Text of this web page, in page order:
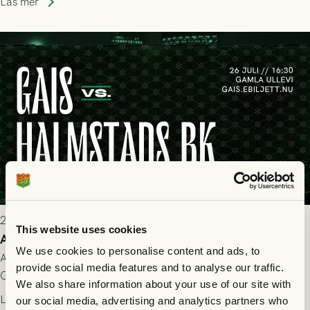
This website uses cookies
We use cookies to personalise content and ads, to
provide social media features and to analyse our traffic.
We also share information about your use of our site with
our social media, advertising and analytics partners who
2026-07-25 9:00
Allt du behöver veta inför GAIS - Halmstads BK 26/7
All evenemangsinformation du kan behöva inför ditt besök på
Gamla Ullevi och matchen mellan GAIS och Halmstads BK i
Allsvenskan! Avspark kl 16.30 på söndag 26/7.
Läs mer